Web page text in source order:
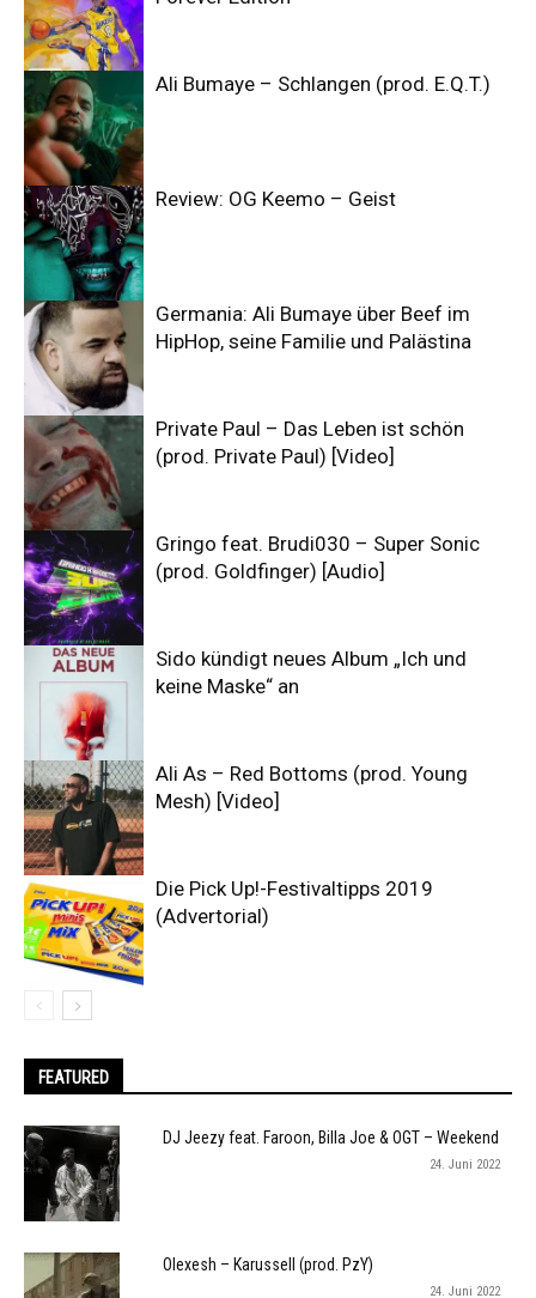
Ali Bumaye – Schlangen (prod. E.Q.T.)
Review: OG Keemo – Geist
Germania: Ali Bumaye über Beef im
HipHop, seine Familie und Palästina
Private Paul – Das Leben ist schön
(prod. Private Paul) [Video]
Gringo feat. Brudi030 – Super Sonic
(prod. Goldfinger) [Audio]
Sido kündigt neues Album „Ich und
keine Maske“ an
Ali As – Red Bottoms (prod. Young
Mesh) [Video]
Die Pick Up!-Festivaltipps 2019
(Advertorial)
FEATURED
DJ Jeezy feat. Faroon, Billa Joe & OGT – Weekend
24. Juni 2022
Olexesh – Karussell (prod. PzY)
24. Juni 2022